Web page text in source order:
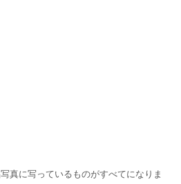
真に写っているものがすべてになりま